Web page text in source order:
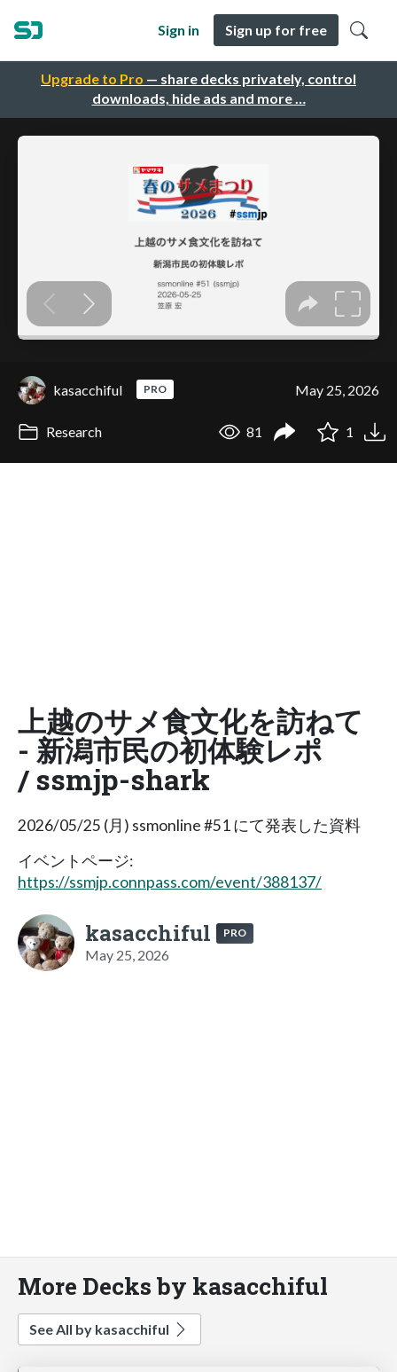
Upgrade to Pro — share decks privately, control
downloads, hide ads and more …
Sign in Sign up for free
kasacchiful PRO May 25, 2026
Research 81 1
上越のサメ食文化を訪ねて
- 新潟市民の初体験レポ
/ ssmjp-shark
2026/05/25 (月) ssmonline #51 にて発表した資料
イベントページ:
https://ssmjp.connpass.com/event/388137/
kasacchiful PRO
May 25, 2026
More Decks by kasacchiful
See All by kasacchiful